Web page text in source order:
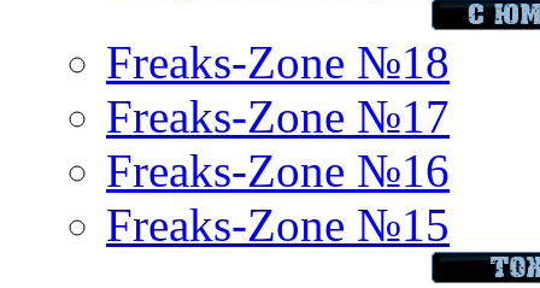
Freaks-Zone №18
Freaks-Zone №17
Freaks-Zone №16
Freaks-Zone №15